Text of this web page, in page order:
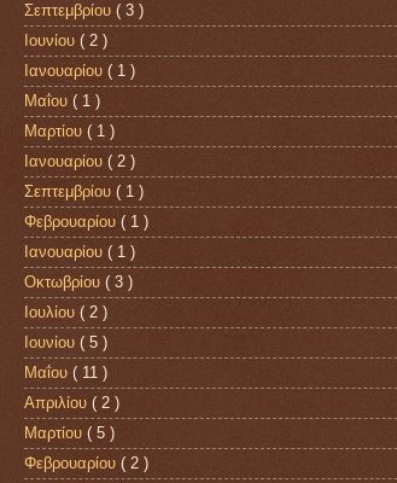
Σεπτεμβρίου ( 3 )
Ιουνίου ( 2 )
Ιανουαρίου ( 1 )
Μαΐου ( 1 )
Μαρτίου ( 1 )
Ιανουαρίου ( 2 )
Σεπτεμβρίου ( 1 )
Φεβρουαρίου ( 1 )
Ιανουαρίου ( 1 )
Οκτωβρίου ( 3 )
Ιουλίου ( 2 )
Ιουνίου ( 5 )
Μαΐου ( 11 )
Απριλίου ( 2 )
Μαρτίου ( 5 )
Φεβρουαρίου ( 2 )